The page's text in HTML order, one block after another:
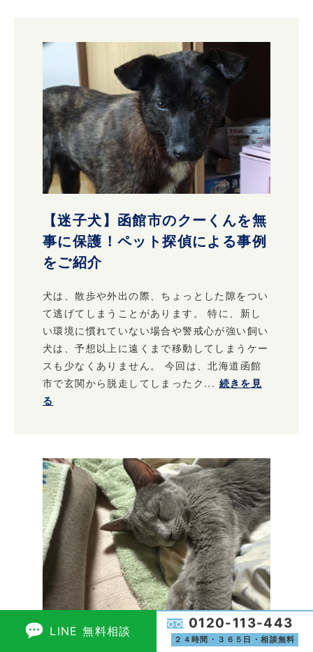
【迷子犬】函館市のクーくんを無
事に保護！ペット探偵による事例
をご紹介
犬は、散歩や外出の際、ちょっとした隙をつい
て逃げてしまうことがあります。 特に、新し
い環境に慣れていない場合や警戒心が強い飼い
犬は、予想以上に遠くまで移動してしまうケー
スも少なくありません。 今回は、北海道函館
市で玄関から脱走してしまったク... 続きを見
る
【迷子猫】ふじみ野市のランちゃ
LINE 無料相談 0120-113-443
２４時間・３６５日・相談無料